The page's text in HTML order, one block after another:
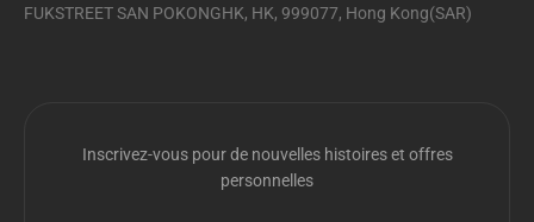
FUKSTREET SAN POKONGHK, HK, 999077, Hong Kong(SAR)
Inscrivez-vous pour de nouvelles histoires et offres
personnelles